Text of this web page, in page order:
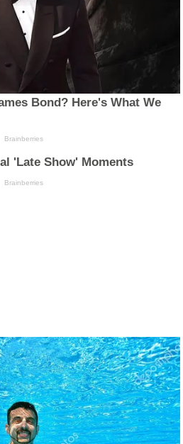
Bond? Here's What We
Brainberries
'Late Show' Moments
Brainberries